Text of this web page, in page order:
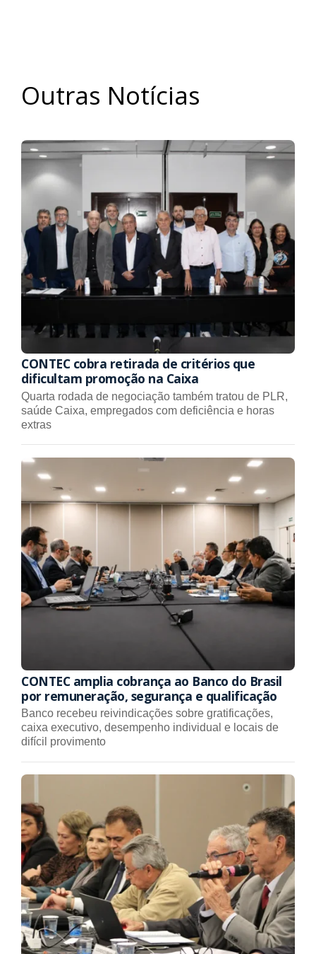
Outras Notícias
CONTEC cobra retirada de critérios que
dificultam promoção na Caixa
Quarta rodada de negociação também tratou de PLR,
saúde Caixa, empregados com deficiência e horas
extras
CONTEC amplia cobrança ao Banco do Brasil
por remuneração, segurança e qualificação
Banco recebeu reivindicações sobre gratificações,
caixa executivo, desempenho individual e locais de
difícil provimento